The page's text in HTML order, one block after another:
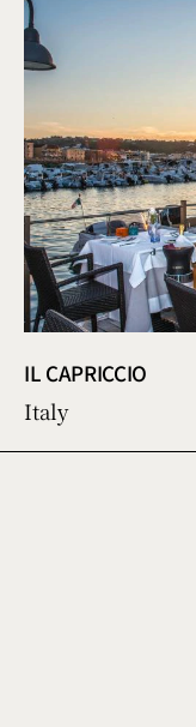
IL CAPRICCIO
Italy